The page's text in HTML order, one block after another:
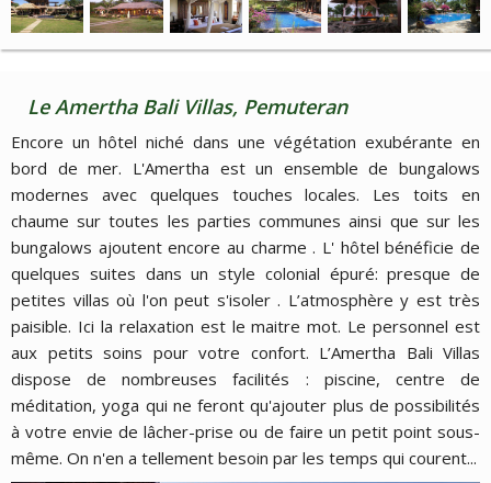
Le Amertha Bali Villas, Pemuteran
Encore un hôtel niché dans une végétation exubérante en
bord de mer. L'Amertha est un ensemble de bungalows
modernes avec quelques touches locales. Les toits en
chaume sur toutes les parties communes ainsi que sur les
bungalows ajoutent encore au charme . L' hôtel bénéficie de
quelques suites dans un style colonial épuré: presque de
petites villas où l'on peut s'isoler . L’atmosphère y est très
paisible. Ici la relaxation est le maitre mot. Le personnel est
aux petits soins pour votre confort. L’Amertha Bali Villas
dispose de nombreuses facilités : piscine, centre de
méditation, yoga qui ne feront qu'ajouter plus de possibilités
à votre envie de lâcher-prise ou de faire un petit point sous-
même. On n'en a tellement besoin par les temps qui courent...